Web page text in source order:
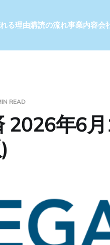
る理由購読の流れ事業内容会
READ
2026年6